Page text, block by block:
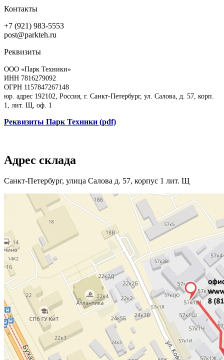
Контакты
+7 (921) 983-5553
post@parkteh.ru
Реквизиты
ООО «Парк Техники»
ИНН 7816279092
ОГРН 1157847267148
юр. адрес 192102, Россия, г. Санкт-Петербург, ул. Салова, д. 57, корп.
1, лит. Щ, оф. 1
Реквизиты Парк Техники (pdf)
Адрес склада
Санкт-Петербург, улица Салова д. 57, корпус 1 лит. Щ